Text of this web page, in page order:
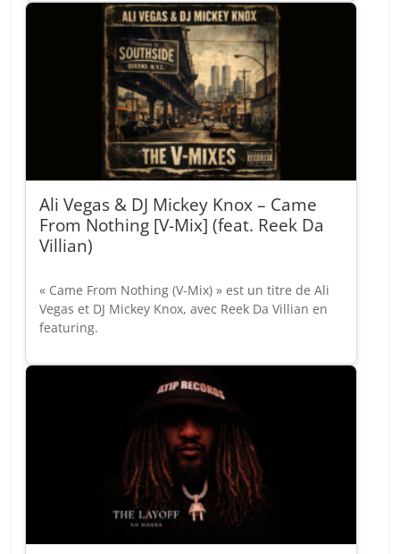
Ali Vegas & DJ Mickey Knox – Came
From Nothing [V-Mix] (feat. Reek Da
Villian)
« Came From Nothing (V-Mix) » est un titre de Ali
Vegas et DJ Mickey Knox, avec Reek Da Villian en
featuring.